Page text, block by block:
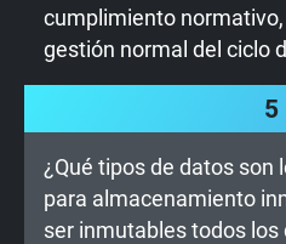
cumplimiento
gestión normal del ciclo
5
¿Qué tipos de datos son
para almacenamiento
ser inmutables todos los